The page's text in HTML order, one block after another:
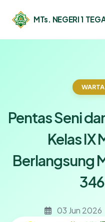
MTs. NEGERI 1
Pentas Seni
Kelas IX
Berlangsung
03 Jun 2026